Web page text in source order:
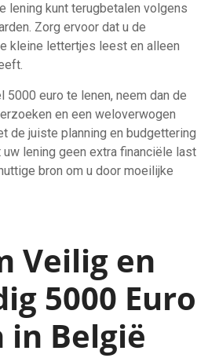
lening kunt terugbetalen volgens
Zorg ervoor dat u de
kleine lettertjes leest en alleen
euro te lenen, neem dan de
en een weloverwogen
de juiste planning en budgettering
lening geen extra financiële last
bron om u door moeilijke
Veilig en
5000 Euro
in België